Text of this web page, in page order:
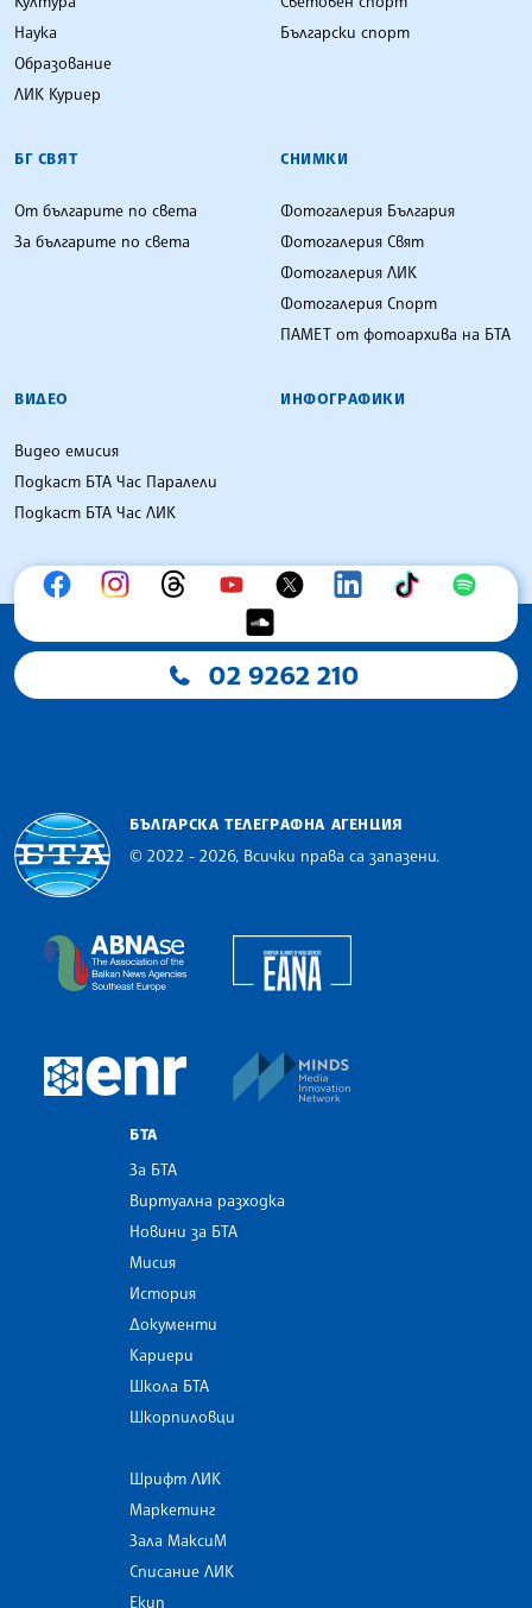
Наука
Образование
ЛИК Куриер
Български спорт
БГ СВЯТ
От българите по света
За българите по света
СНИМКИ
Фотогалерия България
Фотогалерия Свят
Фотогалерия ЛИК
Фотогалерия Спорт
ПАМЕТ от фотоархива на БТА
ВИДЕО
Видео емисия
Подкаст БТА Час Паралели
Подкаст БТА Час ЛИК
ИНФОГРАФИКИ
02 9262 210
БЪЛГАРСКА ТЕЛЕГРАФНА АГЕНЦИЯ
© 2022 - 2026, Всички права са запазени.
The Assocoation of the Balkan News Agencies
European Newsroom
БТА
За БТА
Виртуална разходка
Новини за БТА
Мисия
История
Документи
Кариери
Школа БТА
Шкорпиловци
Шрифт ЛИК
Маркетинг
Зала МаксиМ
Списание ЛИК
Екип